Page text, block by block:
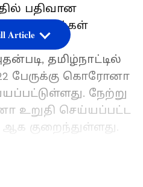
பதிவான
மக்கள்
தமிழ்நாட்டில்
பேருக்கு கொரோனா
நேற்று
உறுதி செய்யப்பட்ட
குறைந்துள்ளது.
Article